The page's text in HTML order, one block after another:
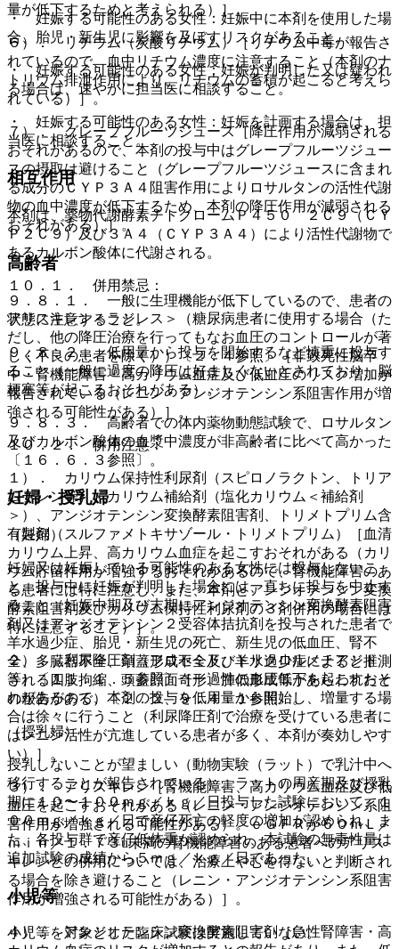
量が低下するためと考えられる）］。
６）． リチウム（炭酸リチウム）［リチウム中毒が報告さ
れているので、血中リチウム濃度に注意すること（本剤のナ
トリウム排泄作用により、リチウムの蓄積が起こると考えら
れている）］。
７）． グレープフルーツジュース［降圧作用が減弱される
おそれがあるので、本剤の投与中はグレープフルーツジュー
スの摂取は避けること（グレープフルーツジュースに含まれ
る成分のＣＹＰ３Ａ４阻害作用によりロサルタンの活性代謝
物の血中濃度が低下するため、本剤の降圧作用が減弱される
おそれがある）］。
高齢者
９．８．１． 一般に生理機能が低下しているので、患者の
状態に注意すること。
９．８．２． 低用量から投与を開始するなど慎重に投与す
ること（一般に過度の降圧は好ましくないとされており、脳
梗塞等が起こるおそれがある）。
９．８．３． 高齢者での体内薬物動態試験で、ロサルタン
及びカルボン酸体の血漿中濃度が非高齢者に比べて高かった
〔１６．６．３参照〕。
妊婦・授乳婦
（妊婦）
妊婦又は妊娠している可能性のある女性には投与しないこ
と。投与中に妊娠が判明した場合には、直ちに投与を中止す
ること（妊娠中期及び末期にアンジオテンシン変換酵素阻害
剤又はアンジオテンシン２受容体拮抗剤を投与された患者で
羊水過少症、胎児・新生児の死亡、新生児の低血圧、腎不
全、多臓器不全、頭蓋形成不全及び羊水過少症によると推測
される四肢拘縮、頭蓋顔面奇形、肺低形成等があらわれたと
の報告がある）〔２．２、９．４．１参照〕。
（授乳婦）
授乳しないことが望ましい（動物実験（ラット）で乳汁中へ
移行することが報告されている）。ラットの周産期及び授乳
期に１０〜１００ｍｇ／ｋｇ／日投与した試験において、１
００ｍｇ／ｋｇ／日で産仔死亡の軽度の増加が認められ、ま
た、各投与群で産仔低体重が認められ、本試験の無毒性量は
追加試験の成績から５ｍｇ／ｋｇ／日であった。
小児等
小児等を対象とした臨床試験は実施していない。
・ 妊娠する可能性のある女性：妊娠中に本剤を使用した場
合、胎児・新生児に影響を及ぼすリスクがあること。
・ 妊娠する可能性のある女性：妊娠が判明した又は疑われ
る場合は、速やかに担当医に相談すること。
・ 妊娠する可能性のある女性：妊娠を計画する場合は、担
当医に相談すること。
相互作用
本剤は、薬物代謝酵素チトクロームＰ４５０ ２Ｃ９（ＣＹ
Ｐ２Ｃ９）及び３Ａ４（ＣＹＰ３Ａ４）により活性代謝物で
あるカルボン酸体に代謝される。
１０．１． 併用禁忌：
アリスキレン＜ラジレス＞（糖尿病患者に使用する場合（た
だし、他の降圧治療を行ってもなお血圧のコントロールが著
しく不良の患者を除く））〔２．４参照〕［非致死性脳卒
中・腎機能障害・高カリウム血症及び低血圧のリスク増加が
報告されている（レニン・アンジオテンシン系阻害作用が増
強される可能性がある）］。
１０．２． 併用注意：
１）． カリウム保持性利尿剤（スピロノラクトン、トリア
ムテレン等）、カリウム補給剤（塩化カリウム＜補給剤
＞）、アンジオテンシン変換酵素阻害剤、トリメトプリム含
有製剤（スルファメトキサゾール・トリメトプリム）［血清
カリウム上昇、高カリウム血症を起こすおそれがある（カリ
ウム貯留作用が増強するおそれがあるので、腎機能障害のあ
る患者には特に注意し、また、本剤とアンジオテンシン変換
酵素阻害剤及びカリウム保持性利尿剤の３剤併用の場合には
特に注意すること）］。
２）． 利尿降圧剤（フロセミド、トリクロルメチアジド
等）〔１１．１．５参照〕［一過性の血圧低下を起こすおそ
れがあるので、本剤の投与を低用量から開始し、増量する場
合は徐々に行うこと（利尿降圧剤で治療を受けている患者に
はレニン活性が亢進している患者が多く、本剤が奏効しやす
い）］。
３）． アリスキレン［腎機能障害、高カリウム血症及び低
血圧を起こすおそれがある（レニン・アンジオテンシン系阻
害作用が増強される可能性がある）。ｅＧＦＲが６０ｍＬ／
ｍｉｎ／１．７３u未満の腎機能障害のある患者へのアリス
キレンとの併用については、治療上やむを得ないと判断され
る場合を除き避けること（レニン・アンジオテンシン系阻害
作用が増強される可能性がある）］。
４）． アンジオテンシン変換酵素阻害剤［急性腎障害・高